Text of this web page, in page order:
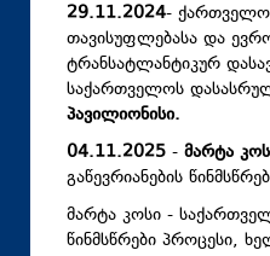
29.11.2024-
თავისუფლებასა და
ტრანსატლანტიკურ
საქართველოს
პავილიონისი.
04.11.2025 - მარტა
გაწევრიანების
მარტა კოსი -
წინმსწრები პროცესი,